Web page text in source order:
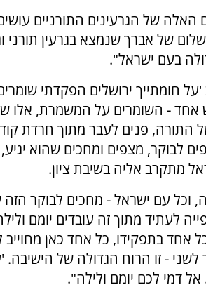
האלה של הגרעינים התורניים
של אברך שנמצא בגרעין תורני
בעם ישראל".
חומתייך ירושלים הפקדתי
אחד - השומרים על המשמרת, אלו
התורה, פנים לעבר מתוך חרדת
לבוקר, מצפים ומחכים שהוא
מתקרב אליה בשיבת ציון.
וכל עם ישראל - מחכים לבוקר
לעתיד מתוך זה עובדים יומם
אחד בתפקידו, כל אחד כאן מחוייב
לשני - זו הרוח הגדולה של הישיבה.
דמי לכם יומם ולילה".